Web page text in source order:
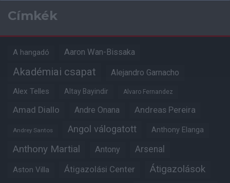
Címkék
A hangadó Aaron Wan-Bissaka
Akadémiai csapat Alejandro Garnacho
Alex Telles Altay Bayindir Alvaro Fernandez
Amad Diallo Andre Onana Andreas Pereira
Andrey Santos Angol válogatott Anthony Elanga
Anthony Martial Antony Arsenal
Aston Villa Átigazolási Center Átigazolások